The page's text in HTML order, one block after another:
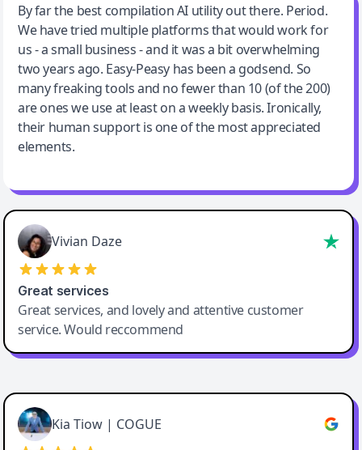
Jeff Wilson
By far the best compilation AI utility
By far the best compilation AI utility out there. Period.
We have tried multiple platforms that would work for
us - a small business - and it was a bit overwhelming
two years ago. Easy-Peasy has been a godsend. So
many freaking tools and no fewer than 10 (of the 200)
are ones we use at least on a weekly basis. Ironically,
their human support is one of the most appreciated
elements.
Vivian Daze
Great services
Great services, and lovely and attentive customer
service. Would reccommend
Cody Crabb
Great service, Best AI tool
Kia Tiow | COGUE